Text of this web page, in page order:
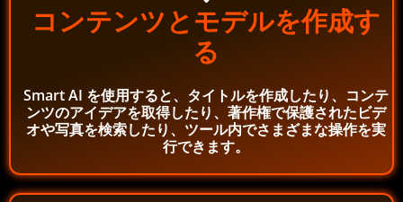
コンテンツとモデルを作成す
る
Smart AI を使用すると、タイトルを作成したり、コンテ
ンツのアイデアを取得したり、著作権で保護されたビデ
オや写真を検索したり、ツール内でさまざまな操作を実
行できます。